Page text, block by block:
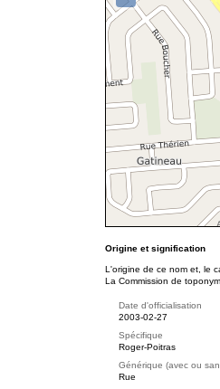
Origine et signification
L'origine de ce nom et, le
La Commission de
Date d'officialisation
2003-02-27
Spécifique
Roger-Poitras
Générique (avec ou
Rue